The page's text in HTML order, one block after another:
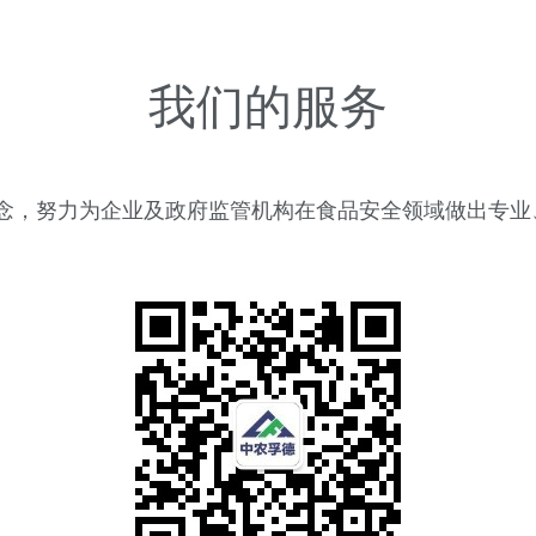
我们的服务
，努力为企业及政府监管机构在食品安全领域做出专